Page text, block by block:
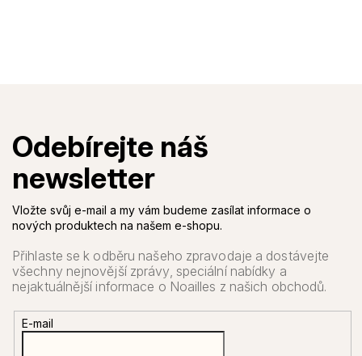
Vložte svůj e-mail a my vám budeme zasílat informace o
nových produktech na našem e-shopu.
E-mail